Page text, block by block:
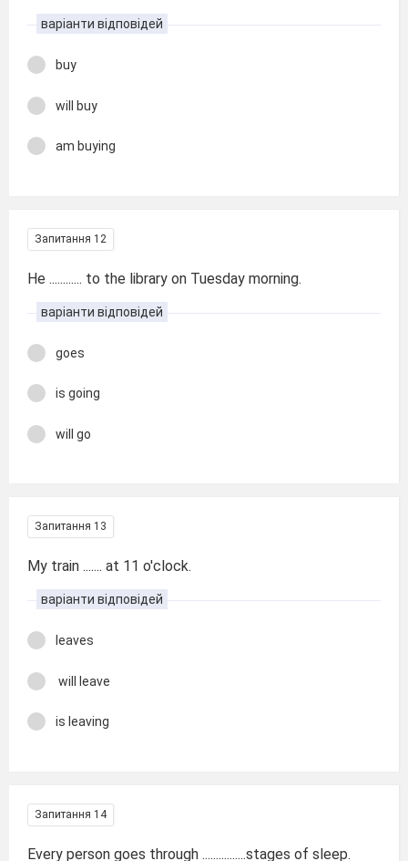
варіанти відповідей
buy
will buy
am buying
Запитання 12
He ............ to the library on Tuesday morning.
варіанти відповідей
goes
is going
will go
Запитання 13
My train ....... at 11 o'clock.
варіанти відповідей
leaves
will leave
is leaving
Запитання 14
Every person goes through ................stages of sleep.